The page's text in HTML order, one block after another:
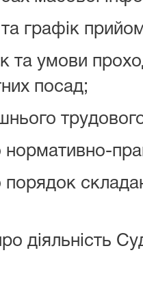
графік
та умови
посад;
порядок
діяльність